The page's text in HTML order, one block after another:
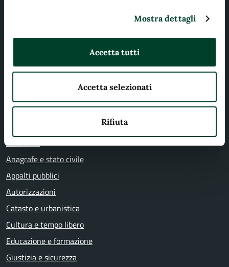
Mostra dettagli
Accetta tutti
Accetta selezionati
Rifiuta
Personale amministrativo
Documenti e dati
CATEGORIE DI SERVIZIO
Ambiente
Anagrafe e stato civile
Appalti pubblici
Autorizzazioni
Catasto e urbanistica
Cultura e tempo libero
Educazione e formazione
Giustizia e sicurezza